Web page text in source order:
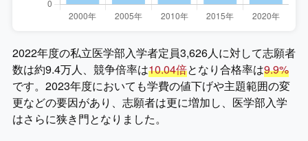
2022年度の私立医学部入学者定員3,626人に対して志願者
数は約9.4万人、競争倍率は10.04倍となり合格率は9.9%
です。2023年度においても学費の値下げや主題範囲の変
更などの要因があり、志願者は更に増加し、医学部入学
はさらに狭き門となりました。